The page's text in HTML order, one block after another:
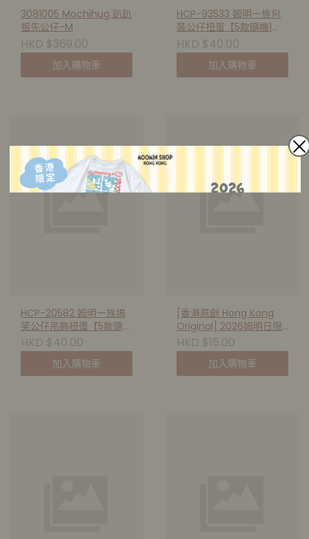
3081005 Mochihug 趴趴
祖先公仔-M
HKD $369.00
加入購物車
HCP-93533 姆明一族包
裝公仔扭蛋【5款隨機1
款】
HKD $40.00
加入購物車
HCP-20582 姆明一族搞
笑公仔吊飾扭蛋【5款隨機
1款】
HKD $40.00
加入購物車
[香港原創 Hong Kong
Original] 2026姆明日限
量版明信片 - 午後發呆
233253
HKD $15.00
加入購物車